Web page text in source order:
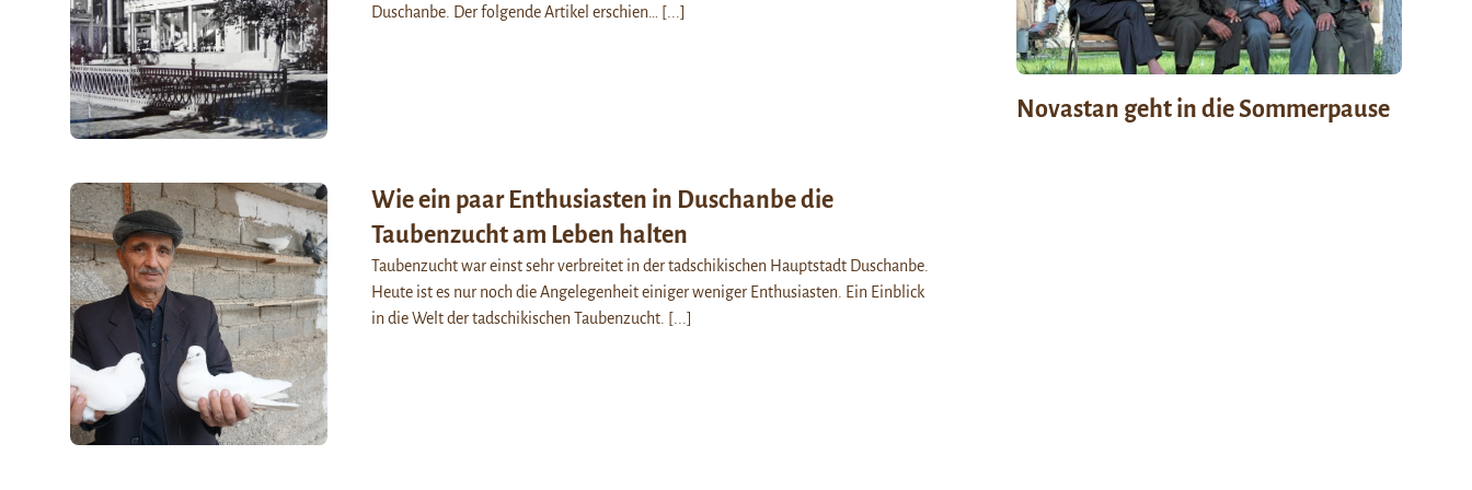
Duschanbe. Der folgende Artikel erschien… [...]
Wie ein paar Enthusiasten in Duschanbe die
Taubenzucht am Leben halten
Taubenzucht war einst sehr verbreitet in der tadschikischen Hauptstadt Duschanbe.
Heute ist es nur noch die Angelegenheit einiger weniger Enthusiasten. Ein Einblick
in die Welt der tadschikischen Taubenzucht. [...]
Novastan geht in die Sommerpause